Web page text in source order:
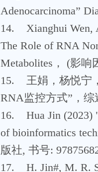
Adenocarcinoma”
14. Xianghui Wen,
The Role of RNA
Metabolites， (影响
15. 王娟，杨悦宁
RNA监控方式”，
16. Hua Jin (2023)
of bioinformatics
版社, 书号:
17. H. Jin#, M. R.